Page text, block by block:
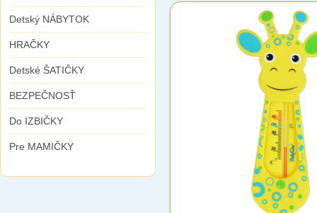
Detský NÁBYTOK
HRAČKY
Detské ŠATIČKY
BEZPEČNOSŤ
Do IZBIČKY
Pre MAMIČKY